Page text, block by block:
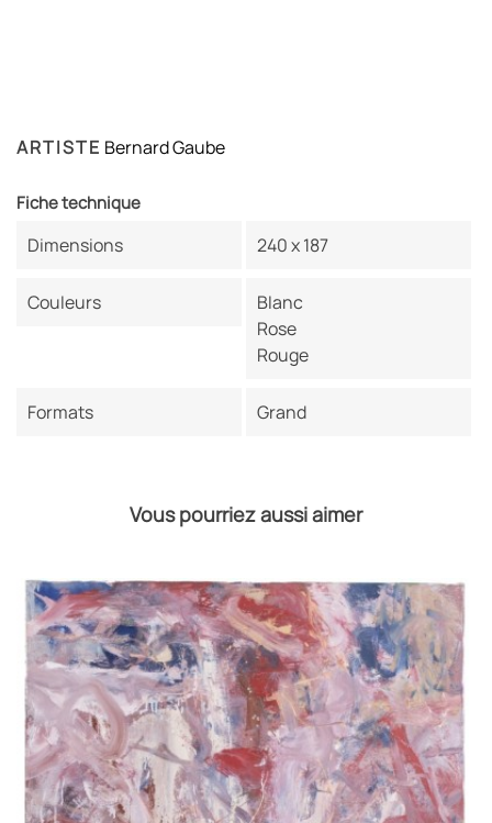
ARTISTE Bernard Gaube
Fiche technique
Dimensions 240 x 187
Couleurs
Blanc
Rose
Rouge
Formats Grand
Vous pourriez aussi aimer